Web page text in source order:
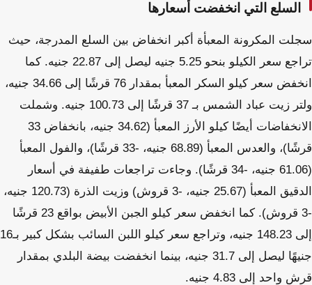
السلع التي انخفضت أسعارها
سجلت المكرونة المعبأة أكبر انخفاض بين السلع المدرجة، حيث
تراجع سعر الكيلو بنحو 5.25 جنيه ليصل إلى 22.87 جنيه. كما
انخفض سعر كيلو السكر المعبأ بمقدار 76 قرشًا إلى 34.66 جنيه،
ولتر زيت عباد الشمس بـ 37 قرشًا إلى 100.73 جنيه. وشملت
الانخفاضات أيضًا كيلو الأرز المعبأ (34.62 جنيه، بانخفاض 33
قرشًا)، والعدس المعبأ (68.89 جنيه، -33 قرشًا)، والفول المعبأ
(61.06 جنيه، -34 قرشًا). وجاءت تراجعات طفيفة في أسعار
الدقيق المعبأ (25.67 جنيه، -3 قروش) وزيت الذرة (120.73 جنيه،
-3 قروش). كما انخفض سعر كيلو الجبن الأبيض بواقع 23 قرشًا
إلى 148.23 جنيه، وتراجع سعر كيلو اللبن السائب بشكل كبير بـ16
جنيهًا ليصل إلى 31.7 جنيه، بينما انخفضت بيضة البلدي بمقدار
قرش واحد إلى 4.83 جنيه.